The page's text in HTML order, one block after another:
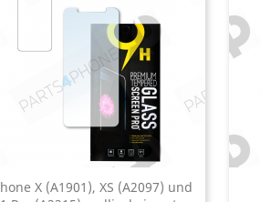
X (A1901), XS (A2097) und